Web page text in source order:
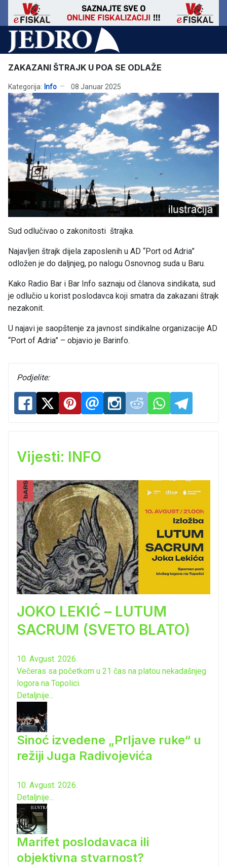
ZAKAZANI ŠTRAJK U POA SE ODLAŽE
Kategorija: Info 08 Januar 2025
Sud odlučivao o zakonitosti štrajka.
Najavljen štrajk dijela zaposlenih u AD “Port od Adria”
odložen je do daljnjeg, po nalogu Osnovnog suda u Baru.
Kako Radio Bar i Bar Info saznaju od članova sindikata, sud
je odlučio u korist poslodavca koji smatra da zakazani štrajk
nezakonit.
U najavi je saopštenje za javnost sindikalne organizacije AD
“Port of Adria” – objavio je Barinfo.
Podjelite:
Vijesti: INFO
JOKO LEKIĆ – LUTUM
SACRUM (SVETO BLATO)
10. Avgust. 2026.
Večeras sa početkom u 21 čas na platou nekadašnjeg
logora na Topolici.
Detaljnije...
Sinoć izvedene „Prljave ruke“ u
režiji Juga Radivojevića
10. Avgust. 2026.
Detaljnije...
Marifet poslodavaca ili
objektivna stvarnost?